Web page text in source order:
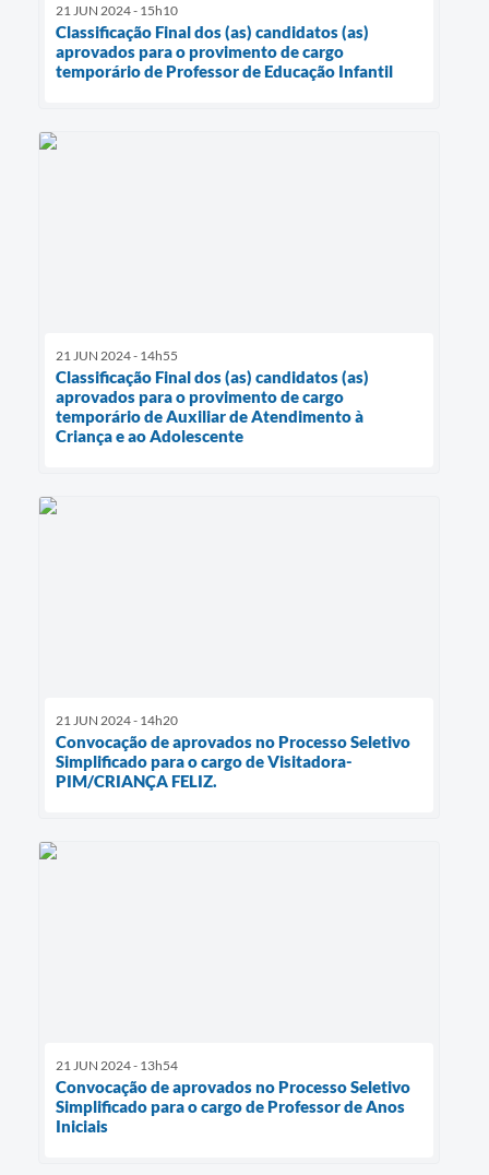
21 JUN 2024 - 15h10
Classificação Final dos (as) candidatos (as)
aprovados para o provimento de cargo
temporário de Professor de Educação Infantil
21 JUN 2024 - 14h55
Classificação Final dos (as) candidatos (as)
aprovados para o provimento de cargo
temporário de Auxiliar de Atendimento à
Criança e ao Adolescente
21 JUN 2024 - 14h20
Convocação de aprovados no Processo Seletivo
Simplificado para o cargo de Visitadora-
PIM/CRIANÇA FELIZ.
21 JUN 2024 - 13h54
Convocação de aprovados no Processo Seletivo
Simplificado para o cargo de Professor de Anos
Iniciais